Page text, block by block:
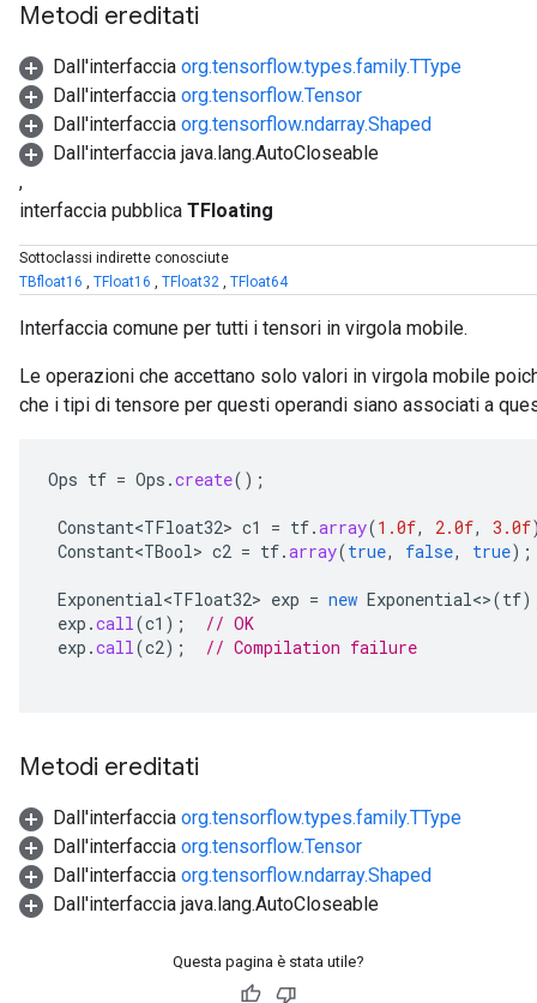
Metodi ereditati
Dall'interfaccia org.tensorflow.types.family.TType
Dall'interfaccia org.tensorflow.Tensor
Dall'interfaccia org.tensorflow.ndarray.Shaped
Dall'interfaccia java.lang.AutoCloseable
,
interfaccia pubblica TFloating
Sottoclassi indirette conosciute
TBfloat16 , TFloat16 , TFloat32 , TFloat64
Interfaccia comune per tutti i tensori in virgola mobile.
Le operazioni che accettano solo valori in virgola mobile
che i tipi di tensore per questi operandi siano associati a
Ops tf = Ops .create();
Constant<TFloat32> c1 = tf.array(1.0f, 2.0f, 3.0f
Constant<TBool> c2 = tf.array(true, false, true);
Exponential<TFloat32> exp = new Exponential<>(tf
exp .call(c1 );
// OK
exp .call(c2); // Compilation failure
Metodi ereditati
Dall'interfaccia org.tensorflow.types.family.TType
Dall'interfaccia org.tensorflow.Tensor
Dall'interfaccia org.tensorflow.ndarray.Shaped
Dall'interfaccia java.lang.AutoCloseable
Questa pagina è stata utile?